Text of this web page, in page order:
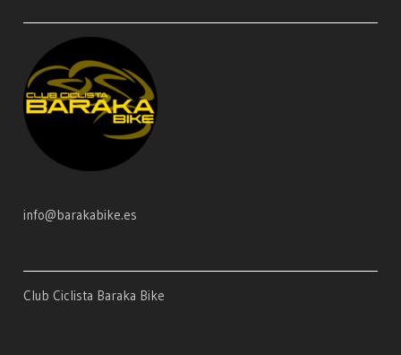
info@barakabike.es
Club Ciclista Baraka Bike